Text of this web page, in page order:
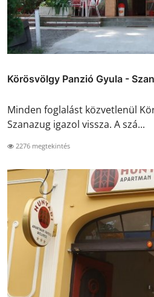
Körösvölgy Panzió Gyula -
Minden foglalást közvetlenül
Szanazug igazol vissza. A szá...
2276 megtekintés